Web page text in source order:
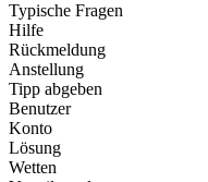
Typische Fragen
Hilfe
Rückmeldung
Anstellung
Tipp abgeben
Benutzer
Konto
Lösung
Wetten